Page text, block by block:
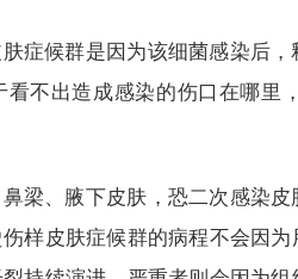
症候群是因为该细菌感染后
不出造成感染的伤口在哪里
梁、腋下皮肤，恐二次感染
样皮肤症候群的病程不会因